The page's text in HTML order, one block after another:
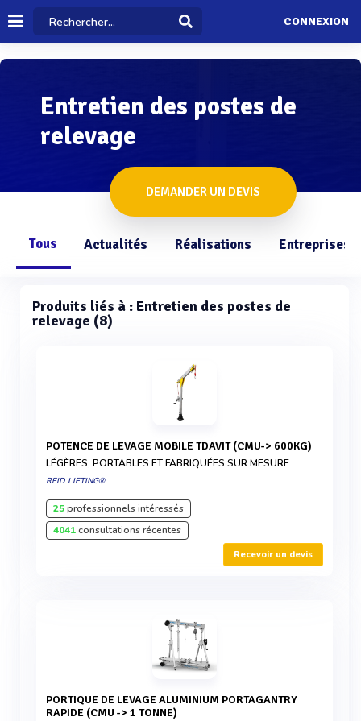
CONNEXION
Entretien des postes de
relevage
DEMANDER UN DEVIS
Tous Actualités Réalisations Entreprises
Produits liés à : Entretien des postes de
relevage (8)
POTENCE DE LEVAGE MOBILE TDAVIT (CMU-> 600KG)
LÉGÈRES, PORTABLES ET FABRIQUÉES SUR MESURE
REID LIFTING®
25professionnels intéressés
4041consultations récentes
Recevoir un devis
PORTIQUE DE LEVAGE ALUMINIUM PORTAGANTRY
RAPIDE (CMU -> 1 TONNE)